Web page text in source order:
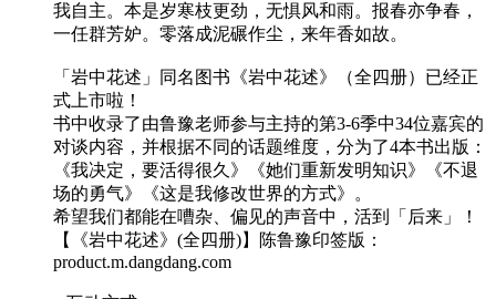
我自主。本是岁寒枝更劲，无惧风和雨。报春亦争春，
一任群芳妒。零落成泥碾作尘，来年香如故。
「岩中花述」同名图书《岩中花述》（全四册）已经正
式上市啦！
书中收录了由鲁豫老师参与主持的第3-6季中34位嘉宾的
对谈内容，并根据不同的话题维度，分为了4本书出版：
《我决定，要活得很久》《她们重新发明知识》《不退
场的勇气》《这是我修改世界的方式》。
希望我们都能在嘈杂、偏见的声音中，活到「后来」！
【《岩中花述》(全四册)】陈鲁豫印签版：
product.m.dangdang.com